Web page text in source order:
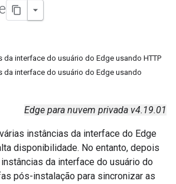
da interface do usuário do Edge usando HTTP
da interface do usuário do Edge usando
Edge para nuvem privada v4.19.01
instâncias da interface do Edge
disponibilidade. No entanto, depois
da interface do usuário do
pós-instalação para sincronizar as